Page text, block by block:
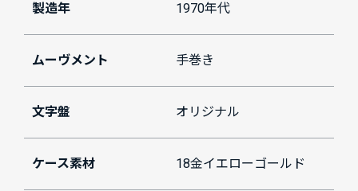
製造年 1970年代
ムーヴメント 手巻き
文字盤 オリジナル
ケース素材 18金イエローゴールド